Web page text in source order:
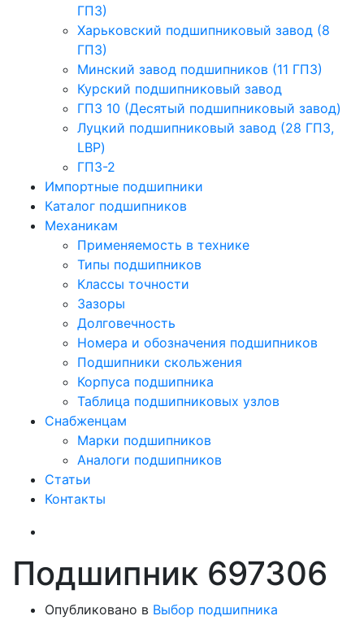
ГПЗ)
Харьковский подшипниковый завод (8
ГПЗ)
Минский завод подшипников (11 ГПЗ)
Курский подшипниковый завод
ГПЗ 10 (Десятый подшипниковый завод)
Луцкий подшипниковый завод (28 ГПЗ,
LBP)
ГПЗ-2
Импортные подшипники
Каталог подшипников
Механикам
Применяемость в технике
Типы подшипников
Классы точности
Зазоры
Долговечность
Номера и обозначения подшипников
Подшипники скольжения
Корпуса подшипника
Таблица подшипниковых узлов
Снабженцам
Марки подшипников
Аналоги подшипников
Статьи
Контакты
Подшипник 697306
Опубликовано в Выбор подшипника